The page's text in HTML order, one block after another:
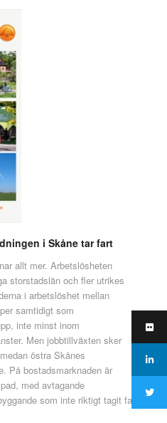
i Skåne tar fart
allt mer. Arbetslösheten
storstadslän och fler utrikes
i arbetslöshet mellan
samtidigt som
inte minst inom
Men jobbtillväxten sker
östra Skånes
På bostadsmarknaden är
med avtagande
som inte riktigt tagit fart